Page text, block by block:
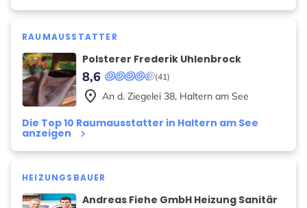
RAUMAUSSTATTER
Polsterer Frederik Uhlenbrock
(41)
8,6
Die Top 10 Raumausstatter in Haltern am See
anzeigen keyboard_arrow_right
place An d. Ziegelei 38, Haltern am See
HEIZUNGSBAUER
Andreas Fiehe GmbH Heizung Sanitär